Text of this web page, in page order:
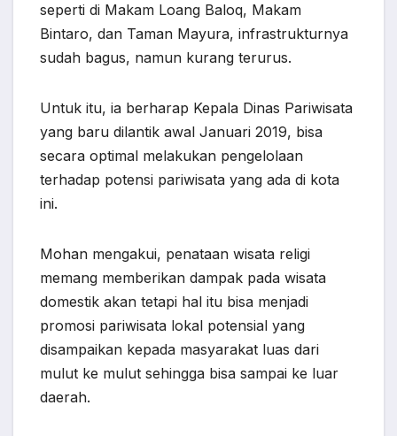
seperti di Makam Loang Baloq, Makam
Bintaro, dan Taman Mayura, infrastrukturnya
sudah bagus, namun kurang terurus.
Untuk itu, ia berharap Kepala Dinas Pariwisata
yang baru dilantik awal Januari 2019, bisa
secara optimal melakukan pengelolaan
terhadap potensi pariwisata yang ada di kota
ini.
Mohan mengakui, penataan wisata religi
memang memberikan dampak pada wisata
domestik akan tetapi hal itu bisa menjadi
promosi pariwisata lokal potensial yang
disampaikan kepada masyarakat luas dari
mulut ke mulut sehingga bisa sampai ke luar
daerah.